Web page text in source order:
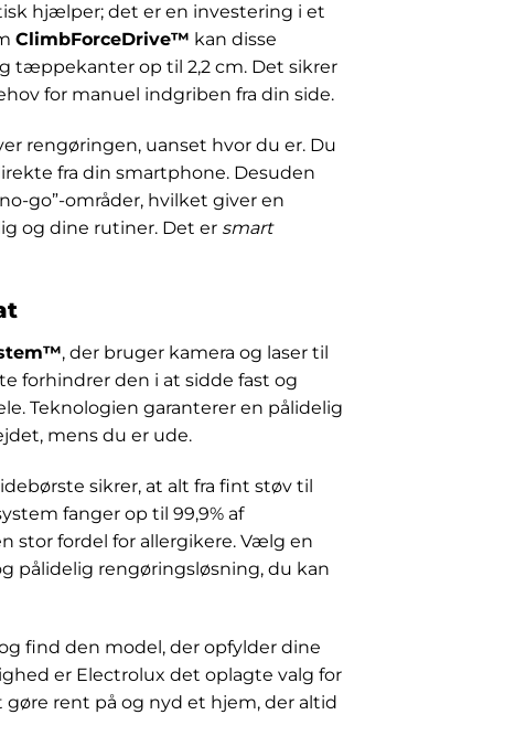
hjælper; det er en investering i et
ClimbForceDrive™ kan disse
tæppekanter op til 2,2 cm. Det sikrer
for manuel indgriben fra din side.
rengøringen, uanset hvor du er. Du
fra din smartphone. Desuden
go”-områder, hvilket giver en
og dine rutiner. Det er smart
, der bruger kamera og laser til
forhindrer den i at sidde fast og
Teknologien garanterer en pålidelig
mens du er ude.
sikrer, at alt fra fint støv til
fanger op til 99,9% af
stor fordel for allergikere. Vælg en
pålidelig rengøringsløsning, du kan
find den model, der opfylder dine
er Electrolux det oplagte valg for
rent på og nyd et hjem, der altid